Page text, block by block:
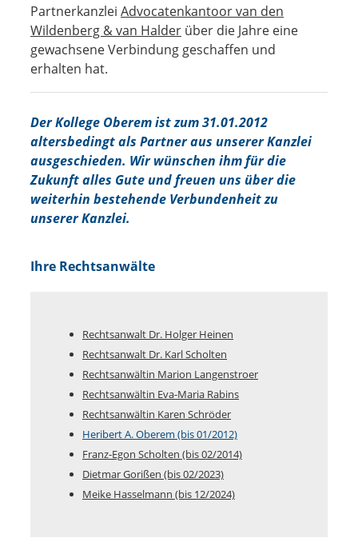
Partnerkanzlei Advocatenkantoor van den
Wildenberg & van Halder über die Jahre eine
gewachsene Verbindung geschaffen und
erhalten hat.
Der Kollege Oberem ist zum 31.01.2012
altersbedingt als Partner aus unserer Kanzlei
ausgeschieden. Wir wünschen ihm für die
Zukunft alles Gute und freuen uns über die
weiterhin bestehende Verbundenheit zu
unserer Kanzlei.
Ihre Rechtsanwälte
Rechtsanwalt Dr. Holger Heinen
Rechtsanwalt Dr. Karl Scholten
Rechtsanwältin Marion Langenstroer
Rechtsanwältin Eva-Maria Rabins
Rechtsanwältin Karen Schröder
Heribert A. Oberem (bis 01/2012)
Franz-Egon Scholten (bis 02/2014)
Dietmar Gorißen (bis 02/2023)
Meike Hasselmann (bis 12/2024)